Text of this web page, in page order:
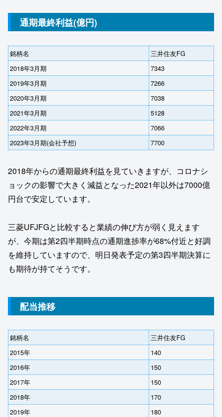
通期最終利益(億円)
銘柄名
三井住友FG
2018年3月期
7343
2019年3月期
7266
2020年3月期
7038
2021年3月期
5128
2022年3月期
7066
2023年3月期(会社予想)
7700
2018年からの通期最終利益を見ていきますが、コロナシ
ョックの影響で大きく減益となった2021年以外は7000億
円台で安定しています。
三菱UFJFGと比較すると業績の伸び方が弱く見えます
が、今期は第2四半期時点の通期進捗率が68%付近と好調
を維持していますので、明日発表予定の第3四半期決算に
も期待が持てそうです。
配当推移
銘柄名
三井住友FG
2015年
140
2016年
150
2017年
150
2018年
170
2019年
180